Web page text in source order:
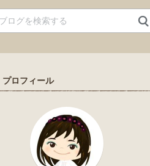
プロフィール